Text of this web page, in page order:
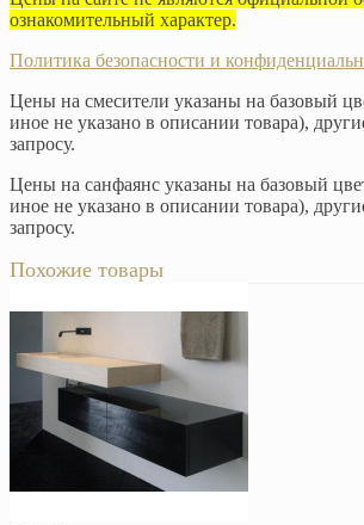
ознакомительный характер.
Политика безопасности и
Цены на смесители указаны на базовый
иное не указано в описании товара),
запросу.
Цены на санфаянс указаны на базовый
иное не указано в описании товара),
запросу.
Похожие товары